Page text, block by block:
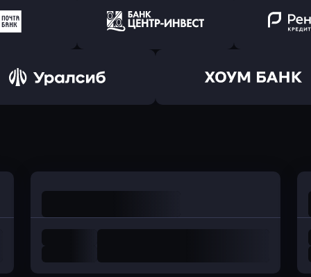
заявку
Оправить заявку
в Абсолют Банк
в Банк
заявку
Банк
Оправить заявку
в